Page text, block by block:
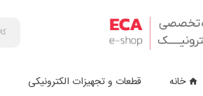
home خانه قطعات و تجهیزات الکترونیکی